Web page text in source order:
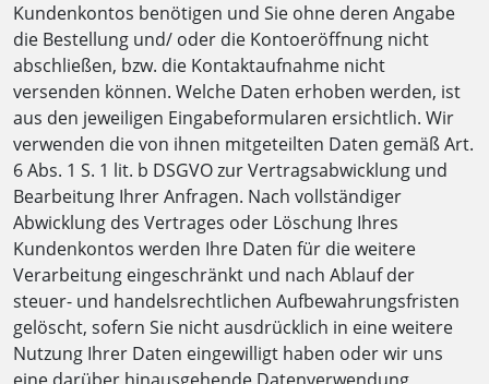
Kundenkontos benötigen und Sie ohne deren Angabe
die Bestellung und/ oder die Kontoeröffnung nicht
abschließen, bzw. die Kontaktaufnahme nicht
versenden können. Welche Daten erhoben werden, ist
aus den jeweiligen Eingabeformularen ersichtlich. Wir
verwenden die von ihnen mitgeteilten Daten gemäß Art.
6 Abs. 1 S. 1 lit. b DSGVO zur Vertragsabwicklung und
Bearbeitung Ihrer Anfragen. Nach vollständiger
Abwicklung des Vertrages oder Löschung Ihres
Kundenkontos werden Ihre Daten für die weitere
Verarbeitung eingeschränkt und nach Ablauf der
steuer- und handelsrechtlichen Aufbewahrungsfristen
gelöscht, sofern Sie nicht ausdrücklich in eine weitere
Nutzung Ihrer Daten eingewilligt haben oder wir uns